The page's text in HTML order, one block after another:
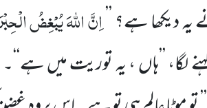
دیکھا ہے؟ ’’اِنَّ اللہَ یُبْغِضُ
لگا، ’’ہاں ، یہ توریت میں